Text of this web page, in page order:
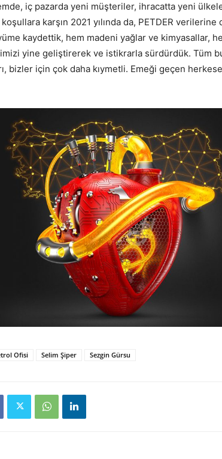
iç pazarda yeni müşteriler, ihracatta yeni ülkeler
karşın 2021 yılında da, PETDER verilerine
kaydettik, hem madeni yağlar ve kimyasallar,
yine geliştirerek ve istikrarla sürdürdük. Tüm
bizler için çok daha kıymetli. Emeği geçen
Ofisi Selim Şiper Sezgin Gürsu